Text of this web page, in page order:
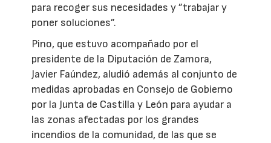
para recoger sus necesidades y ”trabajar y
poner soluciones”.
Pino, que estuvo acompañado por el
presidente de la Diputación de Zamora,
Javier Faúndez, aludió además al conjunto de
medidas aprobadas en Consejo de Gobierno
por la Junta de Castilla y León para ayudar a
las zonas afectadas por los grandes
incendios de la comunidad, de las que se